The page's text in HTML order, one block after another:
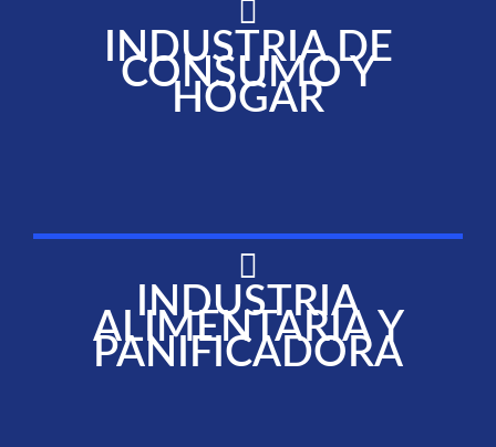
INDUSTRIA DE
CONSUMO Y
HOGAR
INDUSTRIA
ALIMENTARIA Y
PANIFICADORA